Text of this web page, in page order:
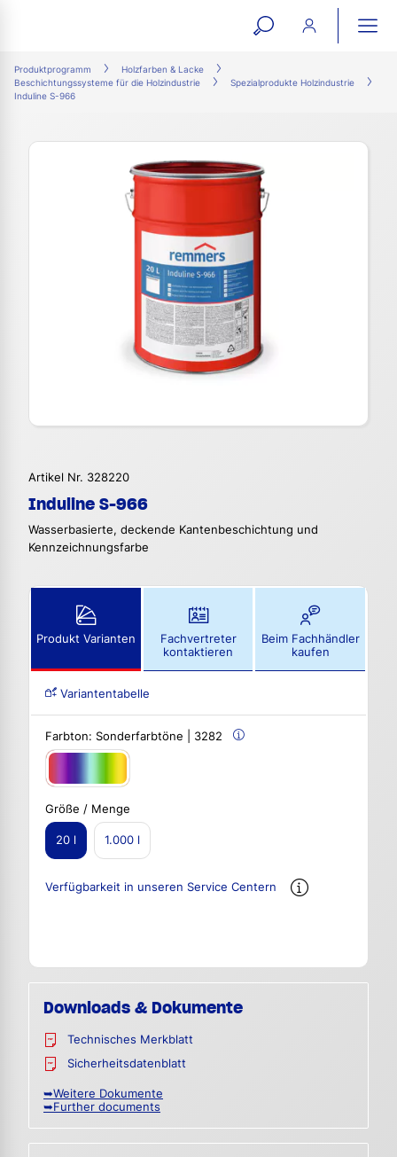
open
form
Produktprogramm
Holzfarben & Lacke
Beschichtungssysteme für die Holzindustrie
Spezialprodukte Holzindustrie
Induline S-966
Artikel Nr. 328220
Induline S-966
Wasserbasierte, deckende Kantenbeschichtung und
Kennzeichnungsfarbe
Produkt Varianten
Fachvertreter
kontaktieren
Beim Fachhändler
kaufen
Variantentabelle
Farbton: Sonderfarbtöne | 3282
Größe / Menge
20 l 1.000 l
Verfügbarkeit in unseren Service Centern
Downloads & Dokumente
Technisches Merkblatt
Sicherheitsdatenblatt
➥Weitere Dokumente
➥Further documents